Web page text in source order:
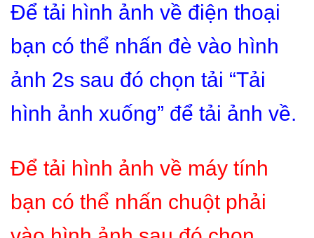
Để tải hình ảnh về điện thoại
bạn có thể nhấn đè vào hình
ảnh 2s sau đó chọn tải “Tải
hình ảnh xuống” để tải ảnh về.
Để tải hình ảnh về máy tính
bạn có thể nhấn chuột phải